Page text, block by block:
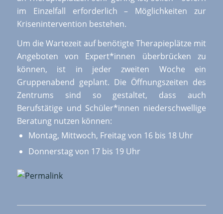
im Einzelfall erforderlich – Möglichkeiten zur
Krisenintervention bestehen.
Um die Wartezeit auf benötigte Therapieplätze mit
Angeboten von Expert*innen überbrücken zu
können, ist in jeder zweiten Woche ein
Gruppenabend geplant. Die Öffnungszeiten des
Zentrums sind so gestaltet, dass auch
Berufstätige und Schüler*innen niederschwellige
Beratung nutzen können:
Montag, Mittwoch, Freitag von 16 bis 18 Uhr
Donnerstag von 17 bis 19 Uhr